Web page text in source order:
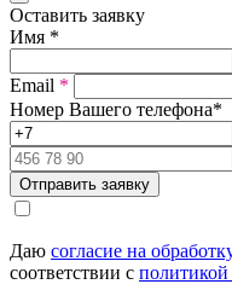
Оставить заявку
Имя *
Email *
Номер Вашего телефона*
Отправить заявку
Даю согласие на
соответствии с